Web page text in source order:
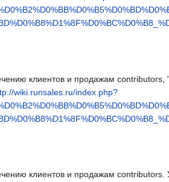
клиентов и продажам
wiki.runsales.ru/index.php?
клиентов и продажам